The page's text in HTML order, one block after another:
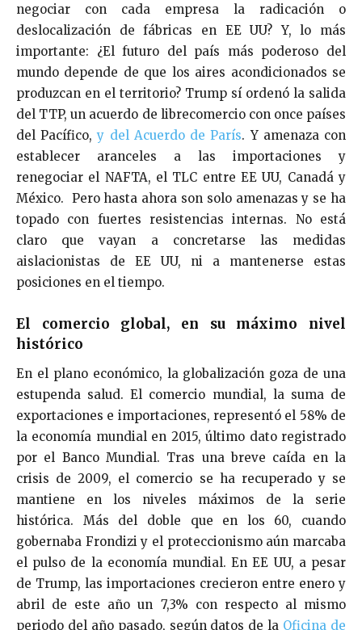
negociar con cada empresa la radicación o
deslocalización de fábricas en EE UU? Y, lo más
importante: ¿El futuro del país más poderoso del
mundo depende de que los aires acondicionados se
produzcan en el territorio? Trump sí ordenó la salida
del TTP, un acuerdo de librecomercio con once países
del Pacífico,y del Acuerdo de París. Y amenaza con
establecer aranceles a las importaciones y
renegociar el NAFTA, el TLC entre EE UU, Canadá y
México. Pero hasta ahora son solo amenazas y se ha
topado con fuertes resistencias internas. No está
claro que vayan a concretarse las medidas
aislacionistas de EE UU, ni a mantenerse estas
posiciones en el tiempo.
El comercio global, en su máximo nivel
histórico
En el plano económico, la globalización goza de una
estupenda salud. El comercio mundial, la suma de
exportaciones e importaciones, representó el 58% de
la economía mundial en 2015, último dato registrado
por el Banco Mundial. Tras una breve caída en la
crisis de 2009, el comercio se ha recuperado y se
mantiene en los niveles máximos de la serie
histórica. Más del doble que en los 60, cuando
gobernaba Frondizi y el proteccionismo aún marcaba
el pulso de la economía mundial. En EE UU, a pesar
de Trump, las importaciones crecieron entre enero y
abril de este año un 7,3% con respecto al mismo
periodo del año pasado, según datos de la Oficina de